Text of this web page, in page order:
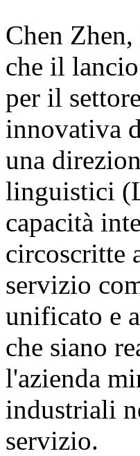
Chen
che il
per il
innovativa
una
linguistici
capacità
circoscritte
servizio
unificato e
che siano
l'azienda
industriali
servizio.